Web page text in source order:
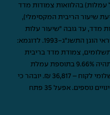
בהלוואות צמודות מדד
(קביעת שיעור הריבית המקסימלי),
צמודות מדד, עד גובה "שיעור עלות
האשראי המרבי" בהתאם לחוק אשראי הוגן התשנ"ג-1993. לדוגמא:
על סך 30,000 ₪, ב- 55 תשלומים, צמודת מדד בריבית
בשיעור של 8.5%, העלות הכוללת תהיה 9.66% בתוספת עמלת
פתיחת תיק בסך 490 ₪. *סה"כ תשלומי לקוח – 36,817 ₪. יובהר כי
ההערכה כפופה לשינויים במדד ושינויים נוספים. אפעל 35 פתח